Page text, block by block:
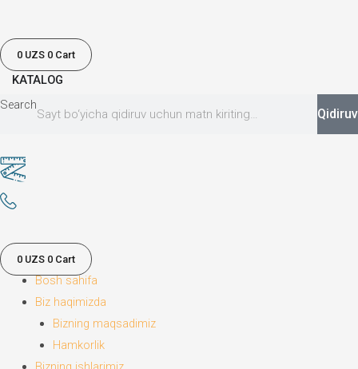
0 UZS 0 Cart
KATALOG
Search
Qidiruv
0 UZS 0 Cart
Bosh sahifa
Biz haqimizda
Bizning maqsadimiz
Hamkorlik